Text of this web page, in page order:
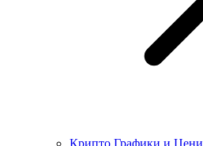
Крипто Графики и Цени